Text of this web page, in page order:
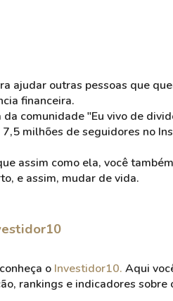
ajudar outras pessoas que
financeira.
comunidade "Eu vivo de
milhões de seguidores no
assim como ela, você
e assim, mudar de vida.
o Investidor10. Aqui
rankings e indicadores sobre